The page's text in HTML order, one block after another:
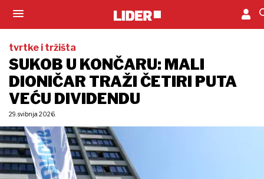
tvrtke i tržišta
SUKOB U KONČARU: MALI
DIONIČAR TRAŽI ČETIRI PUTA
VEĆU DIVIDENDU
29. svibnja 2026.